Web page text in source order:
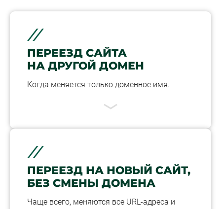
ПЕРЕЕЗД САЙТА
НА ДРУГОЙ ДОМЕН
Когда меняется только доменное имя.
ПЕРЕЕЗД НА НОВЫЙ САЙТ,
БЕЗ СМЕНЫ ДОМЕНА
Чаще всего, меняются все URL-адреса и